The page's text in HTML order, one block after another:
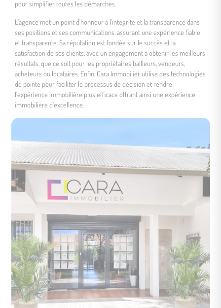
pour simplifier toutes les démarches.
L'agence met un point d'honneur à l'intégrité et la transparence dans
ses positions et ses communications, assurant une expérience fiable
et transparente. Sa réputation est fondée sur le succès et la
satisfaction de ses clients, avec un engagement à obtenir les meilleurs
résultats, que ce soit pour les propriétaires bailleurs, vendeurs,
acheteurs ou locataires. Enfin, Cara Immobilier utilise des technologies
de pointe pour faciliter le processus de décision et rendre
l'expérience immobilière plus efficace offrant ainsi une expérience
immobilière d'excellence.